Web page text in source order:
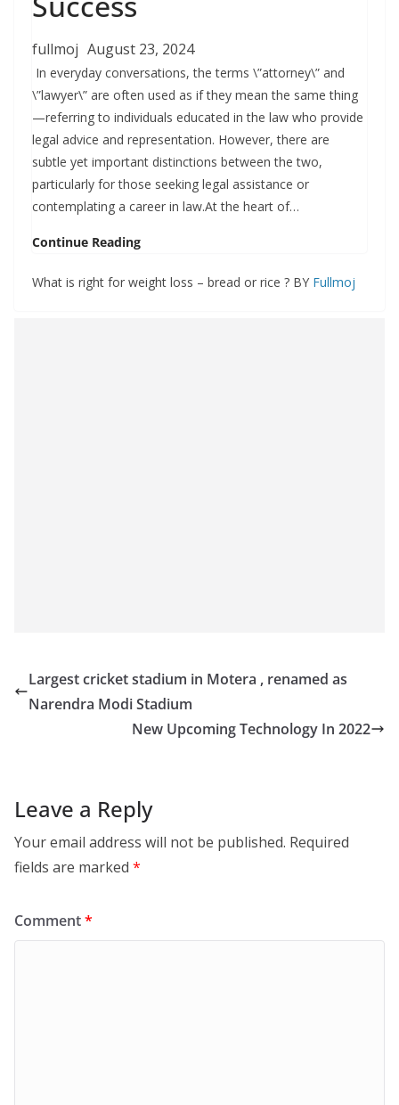
fullmoj August 23, 2024
In everyday conversations, the terms \”attorney\” and
\”lawyer\” are often used as if they mean the same thing
—referring to individuals educated in the law who provide
legal advice and representation. However, there are
subtle yet important distinctions between the two,
particularly for those seeking legal assistance or
contemplating a career in law.At the heart of…
Continue Reading
What is right for weight loss – bread or rice ? BY Fullmoj
Largest cricket stadium in Motera , renamed as
Narendra Modi Stadium
New Upcoming Technology In 2022
Leave a Reply
Your email address will not be published. Required
fields are marked *
Comment*